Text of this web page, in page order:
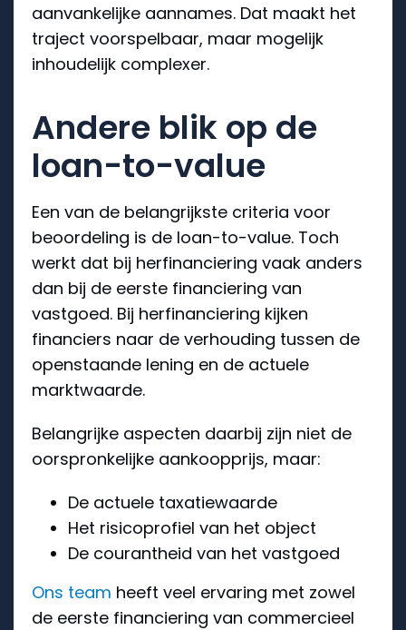
aanvankelijke aannames. Dat maakt het
traject voorspelbaar, maar mogelijk
inhoudelijk complexer.
Andere blik op de
loan-to-value
Een van de belangrijkste criteria voor
beoordeling is de loan-to-value. Toch
werkt dat bij herfinanciering vaak anders
dan bij de eerste financiering van
vastgoed. Bij herfinanciering kijken
financiers naar de verhouding tussen de
openstaande lening en de actuele
marktwaarde.
Belangrijke aspecten daarbij zijn niet de
oorspronkelijke aankoopprijs, maar:
De actuele taxatiewaarde
Het risicoprofiel van het object
De courantheid van het vastgoed
Ons team heeft veel ervaring met zowel
de eerste financiering van commercieel